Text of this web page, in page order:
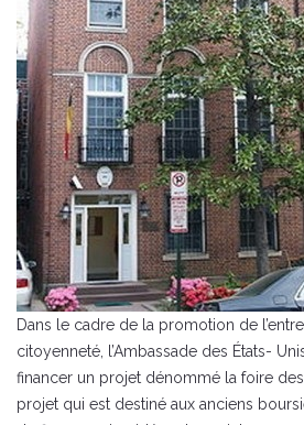
Dans le cadre de la promotion de
citoyenneté, l’Ambassade des États-
financer un projet dénommé la foire
projet qui est destiné aux anciens